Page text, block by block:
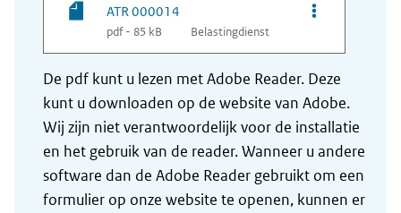
ATR 000014
pdf - 85 kB Belastingdienst
Opties van
De pdf kunt u lezen met Adobe Reader. Deze
kunt u downloaden op de website van Adobe.
Wij zijn niet verantwoordelijk voor de installatie
en het gebruik van de reader. Wanneer u andere
software dan de Adobe Reader gebruikt om een
formulier op onze website te openen, kunnen er